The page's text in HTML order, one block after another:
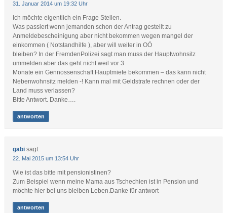
31. Januar 2014 um 19:32 Uhr
Ich möchte eigentlich ein Frage Stellen.
Was passiert wenn jemanden schon der Antrag gestellt zu
Anmeldebescheinigung aber nicht bekommen wegen mangel der
einkommen ( Notstandhilfe ), aber will weiter in OÖ
bleiben? In der FremdenPolizei sagt man muss der Hauptwohnsitz
ummelden aber das geht nicht weil vor 3
Monate ein Gennossenschaft Hauptmiete bekommen – das kann nicht
Nebenwohnsitz melden -! Kann mal mit Geldstrafe rechnen oder der
Land muss verlassen?
Bitte Antwort. Danke….
antworten
gabi sagt:
22. Mai 2015 um 13:54 Uhr
Wie ist das bitte mit pensionistinen?
Zum Beispiel wenn meine Mama aus Tschechien ist in Pension und
möchte hier bei uns bleiben Leben.Danke für antwort
antworten